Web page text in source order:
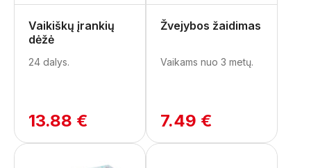
Vaikiškų įrankių
dėžė
24 dalys.
13.88 €
Žvejybos žaidimas
Vaikams nuo 3 metų.
7.49 €